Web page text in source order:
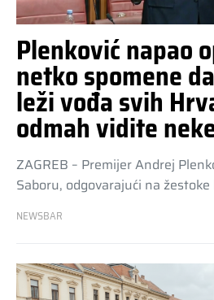
Plenković napao
netko spomene
leži vođa svih
odmah vidite
ZAGREB – Premijer Andrej
Saboru, odgovarajući na
NEWSBAR